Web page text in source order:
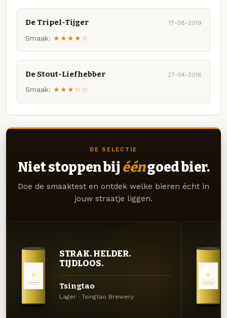
De Tripel-Tijger 17-08-2019
Smaak: ★★★★☆
De Stout-Liefhebber 27-04-2016
Smaak: ★★★☆☆
DE SELECTIE
Niet stoppen bij ééngoed bier.
Doe de smaaktest en ontdek welke bieren écht in
jouw straatje liggen.
STRAK. HELDER.
TIJDLOOS.
Tsingtao
Lager · Tsingtao Brewery